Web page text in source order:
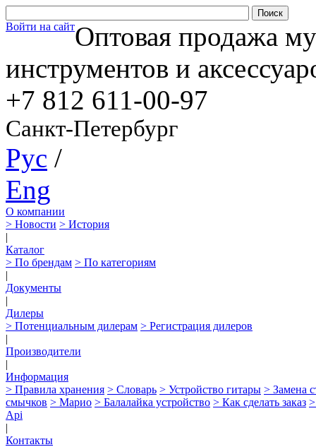
Войти на сайтОптовая продажа
инструментов и
+7 812 611-00-97
Санкт-Петербург
Рус /
Eng
О компании
> Новости > История
|
Каталог
> По брендам > По категориям
|
Документы
|
Дилеры
> Потенциальным дилерам > Регистрация дилеров
|
Производители
|
Информация
> Правила хранения > Словарь > Устройство гитары > Замена
смычков > Марио > Балалайка устройство > Как сделать заказ
Api
|
Контакты